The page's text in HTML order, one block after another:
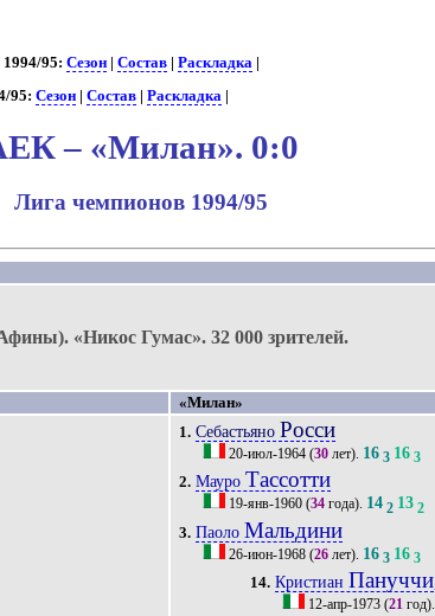
95:Сезон |Состав |Раскладка |
95:Сезон |Состав |Раскладка |
– «Милан». 0:0
Лига чемпионов 1994/95
«Никос Гумас».32 000 зрителей.
«Милан»
1. Себастьяно Росси
20-июл-1964 (30 лет). 16 3 16 3
2. МауроТассотти
19-янв-1960 (34 года). 14 2 13 2
3. Паоло Мальдини
26-июн-1968 (26 лет). 16 3 16 3
14. Кристиан Пануччи
12-апр-1973(21год).